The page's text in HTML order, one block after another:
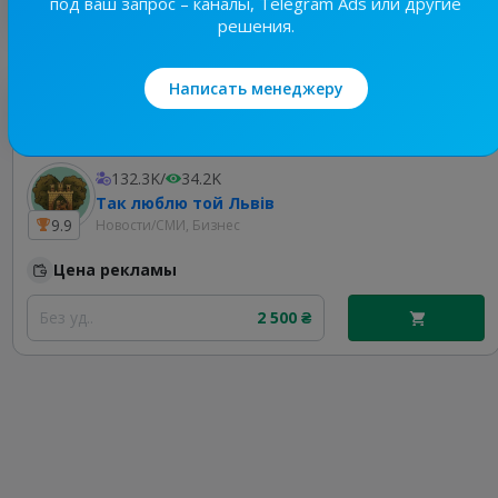
Лучшие по теме
9.9
132.3K/
34.2K
Так люблю той Львів
Новости/СМИ, Бизнес
Цена рекламы
Без уд.. 2 500 ₴
решения.
Написать менеджеру